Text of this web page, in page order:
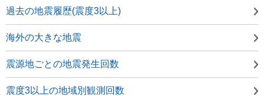
過去の地震履歴(震度3以上)
海外の大きな地震
震源地ごとの地震発生回数
震度3以上の地域別観測回数